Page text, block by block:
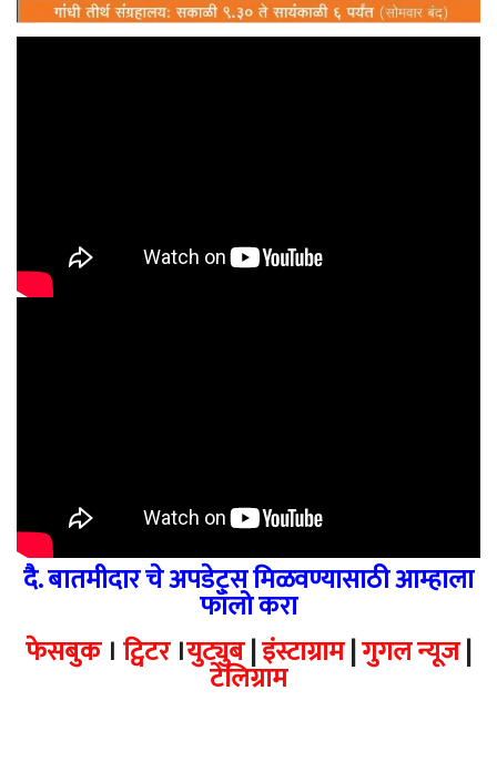
दै. बातमीदार चे अपडेट्स मिळवण्यासाठी आम्हाला
फॉलो करा
फेसबुक। ट्विटर।युट्युब|इंस्टाग्राम|गुगल न्यूज|
टेलिग्राम